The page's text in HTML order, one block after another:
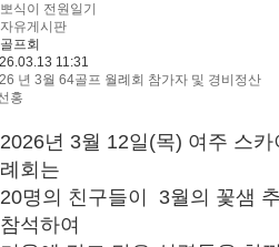
뽀식이 전원일기
자유게시판
골프회
11:31
년 3월 64골프 월례회 참가자 및 경비정산
홍
2026년 3월 12일(목) 여주 스
례회는
20명의 친구들이 3월의 꽃샘
참석하여